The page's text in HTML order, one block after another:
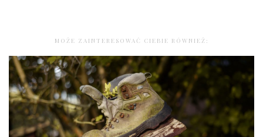
MOŻE ZAINTERESOWAĆ CIEBIE RÓWNIEŻ: